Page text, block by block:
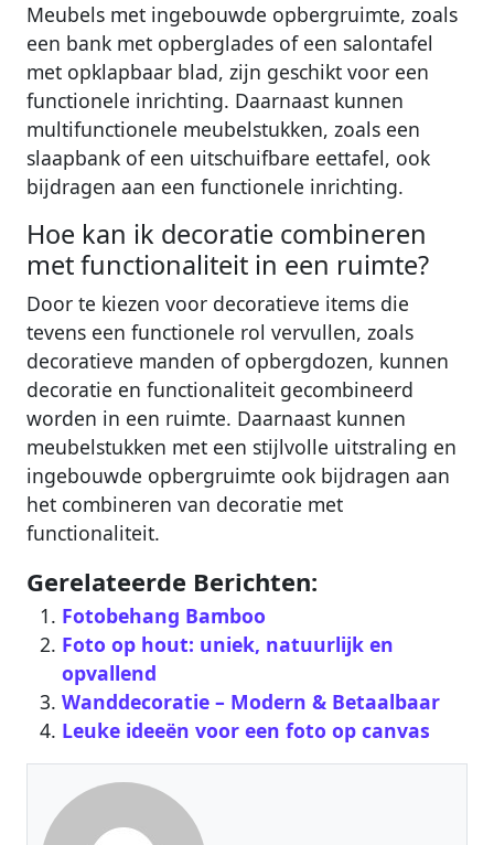
Meubels met ingebouwde opbergruimte, zoals
een bank met opberglades of een salontafel
met opklapbaar blad, zijn geschikt voor een
functionele inrichting. Daarnaast kunnen
multifunctionele meubelstukken, zoals een
slaapbank of een uitschuifbare eettafel, ook
bijdragen aan een functionele inrichting.
Hoe kan ik decoratie combineren
met functionaliteit in een ruimte?
Door te kiezen voor decoratieve items die
tevens een functionele rol vervullen, zoals
decoratieve manden of opbergdozen, kunnen
decoratie en functionaliteit gecombineerd
worden in een ruimte. Daarnaast kunnen
meubelstukken met een stijlvolle uitstraling en
ingebouwde opbergruimte ook bijdragen aan
het combineren van decoratie met
functionaliteit.
Gerelateerde Berichten:
Fotobehang Bamboo
Foto op hout: uniek, natuurlijk en
opvallend
Wanddecoratie – Modern & Betaalbaar‎
Leuke ideeën voor een foto op canvas